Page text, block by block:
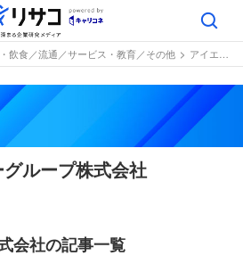
飲食／流通／サービス・教育／その他 アイエーグループ株式会社
グループ株式会社
会社の記事一覧